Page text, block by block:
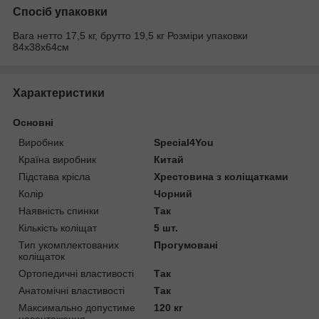
Спосіб упаковки
Вага нетто 17,5 кг, брутто 19,5 кг Розміри упаковки
84х38х64см
Характеристики
Основні
Виробник
Special4You
Країна виробник
Китай
Підстава крісла
Хрестовина з коліщатками
Колір
Чорний
Наявність спинки
Так
Кількість коліщат
5 шт.
Тип укомплектованих
коліщаток
Прогумовані
Ортопедичні властивості
Так
Анатомічні властивості
Так
Максимально допустиме
120 кг